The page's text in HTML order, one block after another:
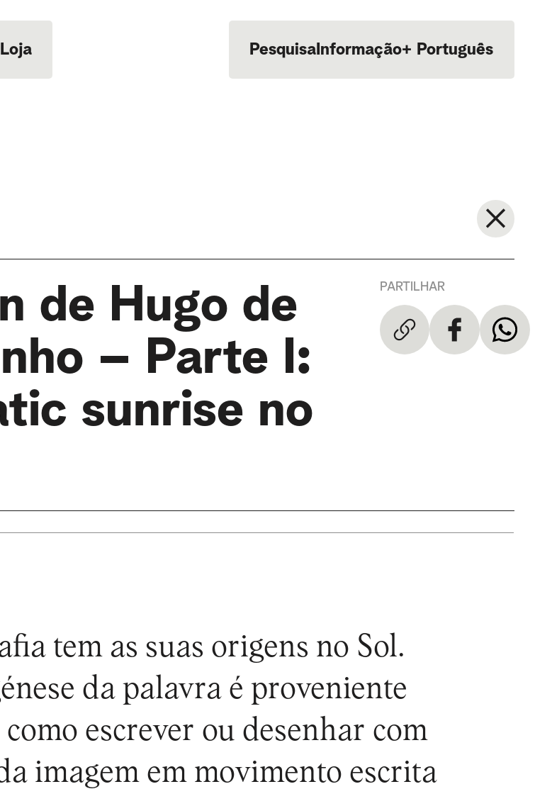
Loja Pesquisa Informação+ Português
English
de Hugo de
– Parte I:
sunrise no
PARTILHAR
tem as suas origens no Sol.
da palavra é proveniente
escrever ou desenhar com
imagem em movimento escrita